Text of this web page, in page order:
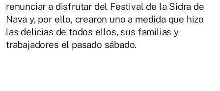
renunciar a disfrutar del Festival de la Sidra de
Nava y, por ello, crearon uno a medida que hizo
las delicias de todos ellos, sus familias y
trabajadores el pasado sábado.